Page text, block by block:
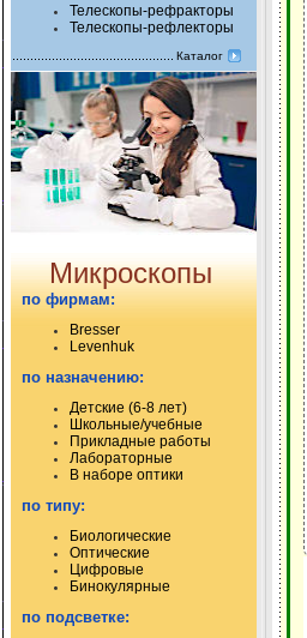
Телескопы-рефракторы
Телескопы-рефлекторы
Каталог
Микроскопы
по фирмам:
Bresser
Levenhuk
по назначению:
Детские (6-8 лет)
Школьные/учебные
Прикладные работы
Лабораторные
В наборе оптики
по типу:
Биологические
Оптические
Цифровые
Бинокулярные
по подсветке: